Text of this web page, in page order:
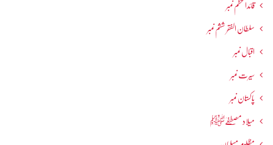
قائداعظم نمبر
سلطان الفقر ششم نمبر
اقبال نمبر
سیرت نمبر
پاکستان نمبر
میلاد مصطفےٰﷺ